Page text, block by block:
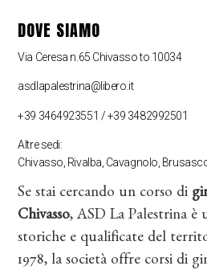
DOVE SIAMO
Via Ceresa n.65 Chivasso to 10034
asdlapalestrina@libero.it
+39 3464923551 / +39 3482992501
Altre sedi:
Chivasso, Rivalba, Cavagnolo,
Se stai cercando un corso di
Chivasso, ASD La Palestrina è
storiche e qualificate del
1978, la società offre corsi di